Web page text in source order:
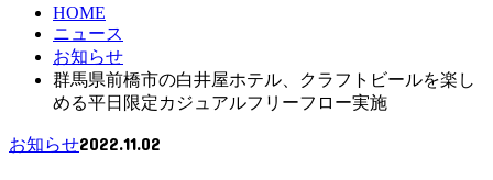
HOME
ニュース
お知らせ
群馬県前橋市の白井屋ホテル、クラフトビールを楽し
める平日限定カジュアルフリーフロー実施
お知らせ2022.11.02